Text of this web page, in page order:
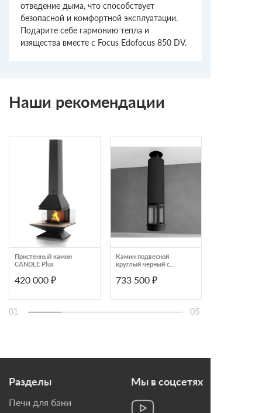
отведение дыма, что способствует
безопасной и комфортной эксплуатации.
Подарите себе гармонию тепла и
изящества вместе с Focus Edofocus 850 DV.
Наши рекомендации
Пристенный камин
CANDLE Plus
420 000 ₽
Камин подвесной
круглый черный с
остеклением и
Traforart Olympia
733 500 ₽
01 05
Разделы
Печи для бани
Мы в соцсетях